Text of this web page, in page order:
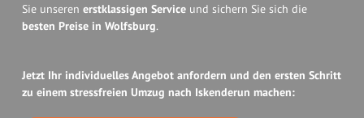
Sie unseren erstklassigen Service und sichern Sie sich die
besten Preise in Wolfsburg.
Jetzt Ihr individuelles Angebot anfordern und den ersten Schritt
zu einem stressfreien Umzug nach Iskenderun machen: